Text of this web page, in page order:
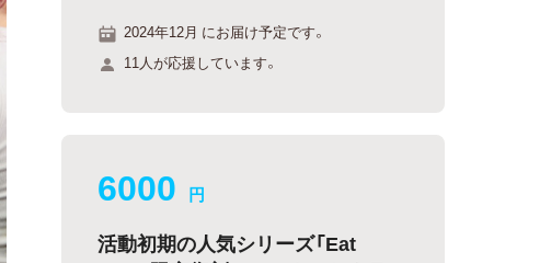
2024年12月 にお届け予定です。
11人が応援しています。
6000 円
活動初期の人気シリーズ「Eat